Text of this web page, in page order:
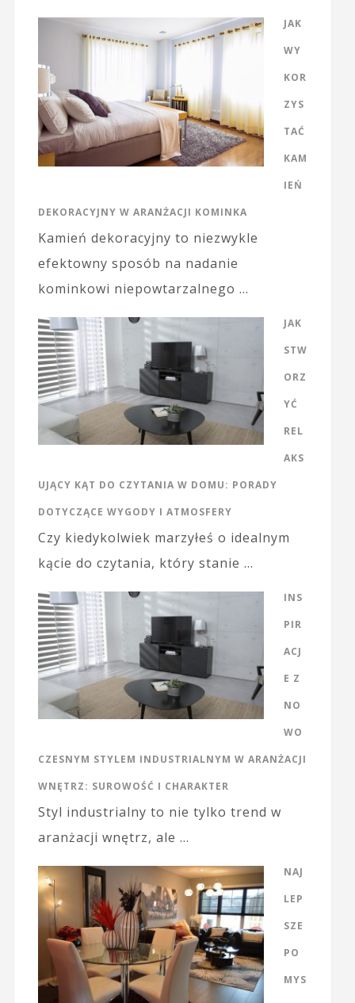
JAK
WY
KOR
ZYS
TAĆ
KAM
IEŃ
DEKORACYJNY W ARANŻACJI KOMINKA
Kamień dekoracyjny to niezwykle
efektowny sposób na nadanie
kominkowi niepowtarzalnego …
JAK
STW
ORZ
YĆ
REL
AKS
UJĄCY KĄT DO CZYTANIA W DOMU: PORADY
DOTYCZĄCE WYGODY I ATMOSFERY
Czy kiedykolwiek marzyłeś o idealnym
kącie do czytania, który stanie …
INS
PIR
ACJ
E Z
NO
WO
CZESNYM STYLEM INDUSTRIALNYM W ARANŻACJI
WNĘTRZ: SUROWOŚĆ I CHARAKTER
Styl industrialny to nie tylko trend w
aranżacji wnętrz, ale …
NAJ
LEP
SZE
PO
MYS